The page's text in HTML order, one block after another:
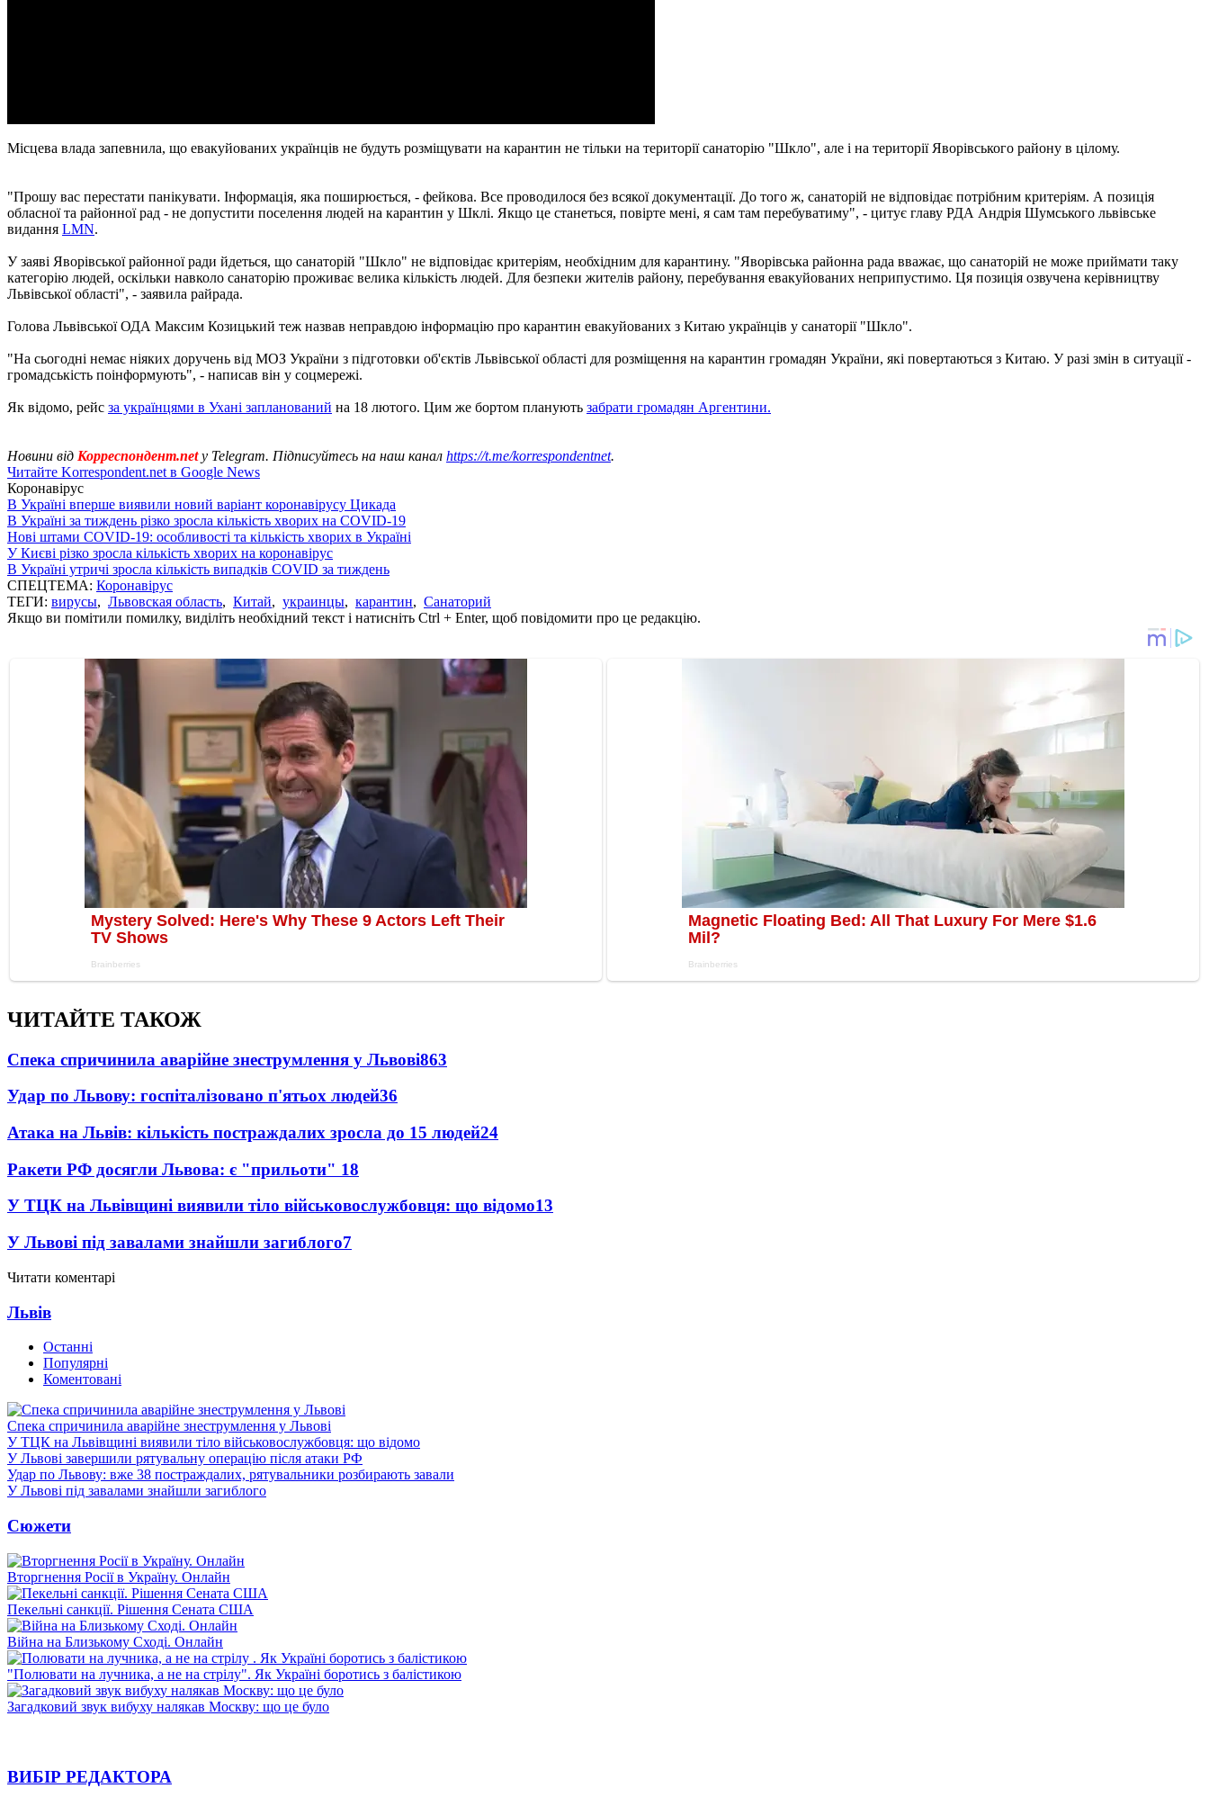
Місцева влада запевнила, що евакуйованих українців не будуть розміщувати на карантин не тільки на території санаторію "Шкло", але і на території Яворівського району в цілому.
"Прошу вас перестати панікувати. Інформація, яка поширюється, - фейкова. Все проводилося без всякої документації. До того ж, санаторій не відповідає потрібним критеріям. А позиція
обласної та районної рад - не допустити поселення людей на карантин у Шклі. Якщо це станеться, повірте мені, я сам там перебуватиму", - цитує главу РДА Андрія Шумського львівське
видання LMN.
У заяві Яворівської районної ради йдеться, що санаторій "Шкло" не відповідає критеріям, необхідним для карантину. "Яворівська районна рада вважає, що санаторій не може приймати таку
категорію людей, оскільки навколо санаторію проживає велика кількість людей. Для безпеки жителів району, перебування евакуйованих неприпустимо. Ця позиція озвучена керівництву
Львівської області", - заявила райрада.
Голова Львівської ОДА Максим Козицький теж назвав неправдою інформацію про карантин евакуйованих з Китаю українців у санаторії "Шкло".
"На сьогодні немає ніяких доручень від МОЗ України з підготовки об'єктів Львівської області для розміщення на карантин громадян України, які повертаються з Китаю. У разі змін в ситуації -
громадськість поінформують", - написав він у соцмережі.
Як відомо, рейс за українцями в Ухані запланований на 18 лютого. Цим же бортом планують забрати громадян Аргентини.
Новини від Корреспондент.net у Telegram. Підписуйтесь на наш канал https://t.me/korrespondentnet.
Читайте Korrespondent.net в Google News
Коронавірус
В Україні вперше виявили новий варіант коронавірусу Цикада
В Україні за тиждень різко зросла кількість хворих на COVID-19
Нові штами COVID-19: особливості та кількість хворих в Україні
У Києві різко зросла кількість хворих на коронавірус
В Україні утричі зросла кількість випадків COVID за тиждень
СПЕЦТЕМА: Коронавірус
ТЕГИ: вирусы, Львовская область, Китай, украинцы, карантин, Санаторий
Якщо ви помітили помилку, виділіть необхідний текст і натисніть Ctrl + Enter, щоб повідомити про це редакцію.
ЧИТАЙТЕ ТАКОЖ
Спека спричинила аварійне знеструмлення у Львові863
Удар по Львову: госпіталізовано п'ятьох людей36
Атака на Львів: кількість постраждалих зросла до 15 людей24
Ракети РФ досягли Львова: є "прильоти" 18
У ТЦК на Львівщині виявили тіло військовослужбовця: що відомо13
У Львові під завалами знайшли загиблого7
Читати коментарі
Львів
Останні
Популярні
Коментовані
Спека спричинила аварійне знеструмлення у Львові
У ТЦК на Львівщині виявили тіло військовослужбовця: що відомо
У Львові завершили рятувальну операцію після атаки РФ
Удар по Львову: вже 38 постраждалих, рятувальники розбирають завали
У Львові під завалами знайшли загиблого
Сюжети
Вторгнення Росії в Україну. Онлайн
Пекельні санкції. Рішення Сената США
Війна на Близькому Сході. Онлайн
"Полювати на лучника, а не на стрілу". Як Україні боротись з балістикою
Загадковий звук вибуху налякав Москву: що це було
ВИБІР РЕДАКТОРА